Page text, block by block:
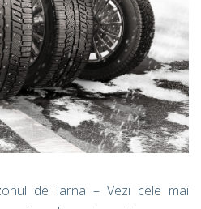
de iarna – Vezi cele mai